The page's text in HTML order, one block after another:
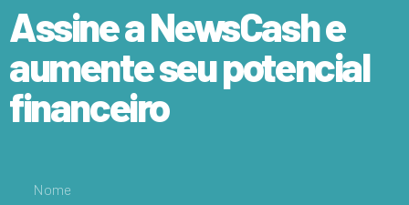
Assine a NewsCash e
aumente seu potencial
financeiro